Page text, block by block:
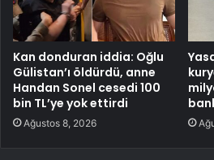
Kan donduran iddia: Oğlu
Gülistan’ı öldürdü, anne
Handan Sonel cesedi 100
bin TL’ye yok ettirdi
Ağustos 8, 2026